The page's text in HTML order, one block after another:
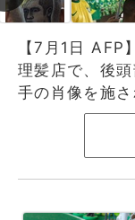
【7月1日 AFP
理髪店で、後
手の肖像を施さ